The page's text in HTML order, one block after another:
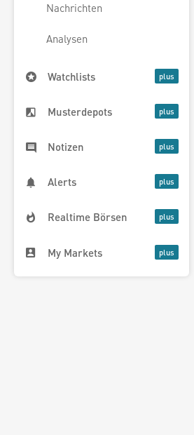
Nachrichten
Analysen
Watchlists
Musterdepots
Notizen
Alerts
Realtime Börsen
My Markets